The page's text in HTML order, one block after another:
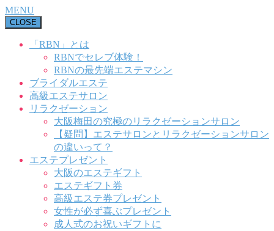
MENU
CLOSE
「RBN」とは
RBNでセレブ体験！
RBNの最先端エステマシン
ブライダルエステ
高級エステサロン
リラクゼーション
大阪梅田の究極のリラクゼーションサロン
【疑問】エステサロンとリラクゼーションサロン
の違いって？
エステプレゼント
大阪のエステギフト
エステギフト券
高級エステ券プレゼント
女性が必ず喜ぶプレゼント
成人式のお祝いギフトに